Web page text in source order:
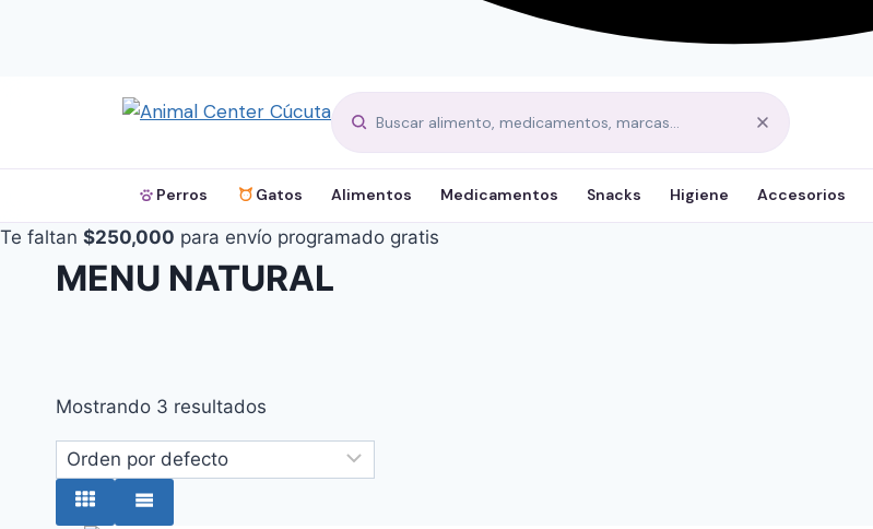
Perros Gatos Alimentos Medicamentos Snacks Higiene Accesorios
Te faltan $250,000 para envío programado gratis
MENU NATURAL
Mostrando 3 resultados